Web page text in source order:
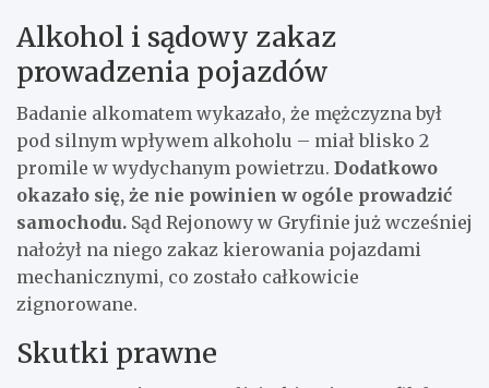
Alkohol i sądowy zakaz
prowadzenia pojazdów
Badanie alkomatem wykazało, że mężczyzna był
pod silnym wpływem alkoholu – miał blisko 2
promile w wydychanym powietrzu. Dodatkowo
okazało się, że nie powinien w ogóle prowadzić
samochodu. Sąd Rejonowy w Gryfinie już wcześniej
nałożył na niego zakaz kierowania pojazdami
mechanicznymi, co zostało całkowicie
zignorowane.
Skutki prawne